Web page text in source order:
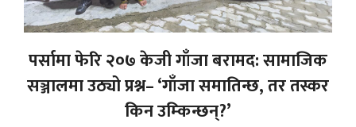
पर्सामा फेरि २०७ केजी गाँजा बरामद: सामाजिक
सञ्जालमा उठ्यो प्रश्न– ‘गाँजा समातिन्छ, तर तस्कर
किन उम्किन्छन्?’